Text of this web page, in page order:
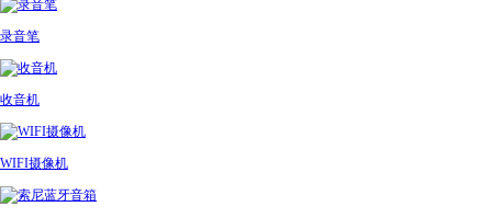
录音笔
收音机
WIFI摄像机